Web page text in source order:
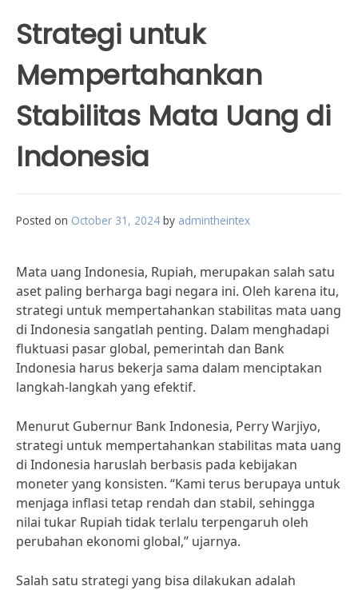
Strategi untuk
Mempertahankan
Stabilitas Mata Uang di
Indonesia
Posted on October 31, 2024 by admintheintex
Mata uang Indonesia, Rupiah, merupakan salah satu
aset paling berharga bagi negara ini. Oleh karena itu,
strategi untuk mempertahankan stabilitas mata uang
di Indonesia sangatlah penting. Dalam menghadapi
fluktuasi pasar global, pemerintah dan Bank
Indonesia harus bekerja sama dalam menciptakan
langkah-langkah yang efektif.
Menurut Gubernur Bank Indonesia, Perry Warjiyo,
strategi untuk mempertahankan stabilitas mata uang
di Indonesia haruslah berbasis pada kebijakan
moneter yang konsisten. “Kami terus berupaya untuk
menjaga inflasi tetap rendah dan stabil, sehingga
nilai tukar Rupiah tidak terlalu terpengaruh oleh
perubahan ekonomi global,” ujarnya.
Salah satu strategi yang bisa dilakukan adalah